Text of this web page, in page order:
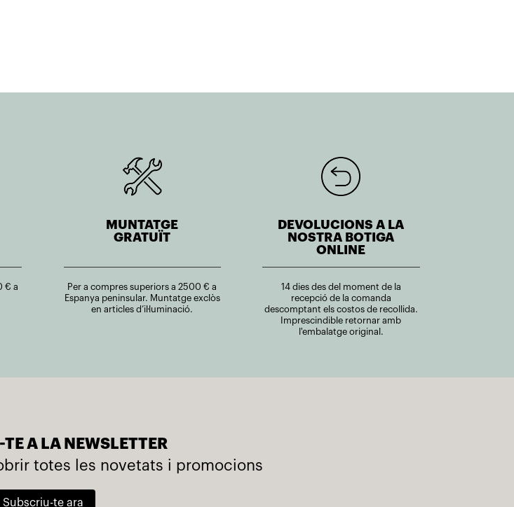
€ a
MUNTATGE
GRATUÏT
Per a compres superiors a 2500 € a
Espanya peninsular. Muntatge exclòs
en articles d’il·luminació.
DEVOLUCIONS A LA
NOSTRA BOTIGA
ONLINE
14 dies des del moment de la
recepció de la comanda
descomptant els costos de recollida.
Imprescindible retornar amb
l'embalatge original.
A LA NEWSLETTER
totes les novetats i promocions
Subscriu-te ara